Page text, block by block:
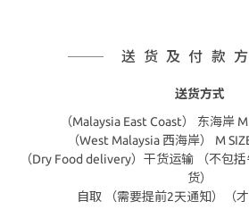
送货及付款
送货方式
（Malaysia East Coast） 东海岸
（West Malaysia 西海岸） M
（Dry Food delivery）干货运输 （不包
货）
自取 （需要提前2天通知）（才